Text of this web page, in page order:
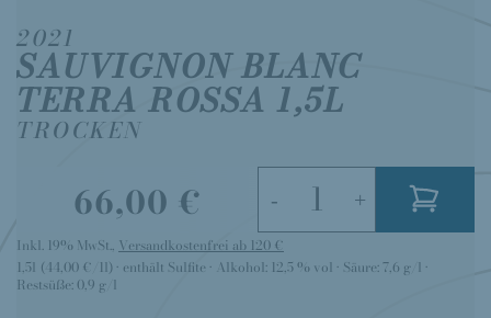
2021
SAUVIGNON BLANC
TERRA ROSSA 1,5L
TROCKEN
66,00 €
Inkl. 19% MwSt., Versandkostenfrei ab 120 €
- +
1,5l (44,00 €/1l) enthält Sulfite Alkohol: 12,5 % vol Säure: 7,6 g/l
Restsüße: 0,9 g/l